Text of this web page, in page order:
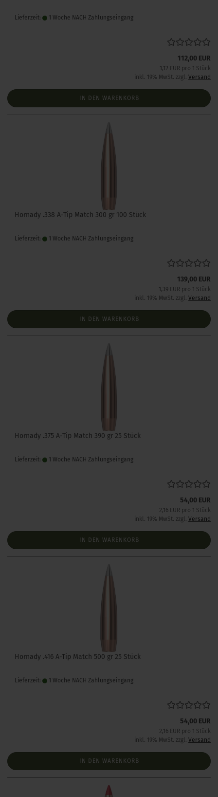
Lieferzeit: 1 Woche NACH Zahlungseingang
112,00 EUR
1,12 EUR pro 1 Stück
inkl. 19% MwSt. zzgl. Versand
IN DEN WARENKORB
Hornady .338 A-Tip Match 300 gr 100 Stück
Lieferzeit: 1 Woche NACH Zahlungseingang
139,00 EUR
1,39 EUR pro 1 Stück
inkl. 19% MwSt. zzgl. Versand
IN DEN WARENKORB
Hornady .375 A-Tip Match 390 gr 25 Stück
Lieferzeit: 1 Woche NACH Zahlungseingang
54,00 EUR
2,16 EUR pro 1 Stück
inkl. 19% MwSt. zzgl. Versand
IN DEN WARENKORB
Hornady .416 A-Tip Match 500 gr 25 Stück
Lieferzeit: 1 Woche NACH Zahlungseingang
54,00 EUR
2,16 EUR pro 1 Stück
inkl. 19% MwSt. zzgl. Versand
IN DEN WARENKORB